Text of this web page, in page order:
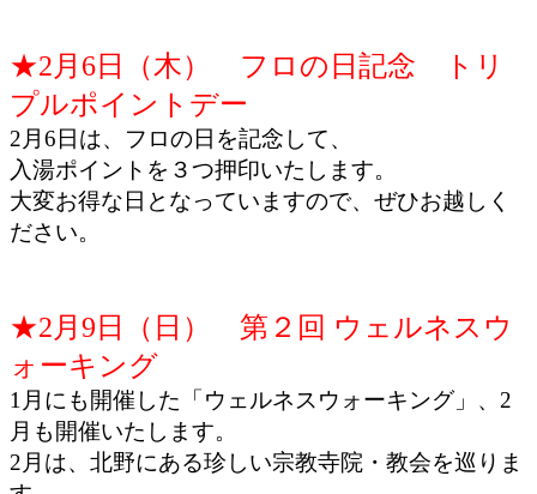
★2月6日（木） フロの日記念 トリ
プルポイントデー
2月6日は、フロの日を記念して、
入湯ポイントを３つ押印いたします。
大変お得な日となっていますので、ぜひお越しく
ださい。
★2月9日（日） 第２回 ウェルネスウ
ォーキング
1月にも開催した「ウェルネスウォーキング」、2
月も開催いたします。
2月は、北野にある珍しい宗教寺院・教会を巡りま